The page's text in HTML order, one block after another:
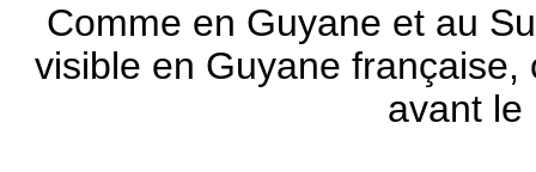
Comme en Guyane et au
visible en Guyane
avant le